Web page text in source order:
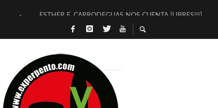
ESTHER F. CARRODEGUAS NOS CUENTA [LIBRES!!!]
[TERRA DE GUAPES] DE SANDRA MONFORT
TIMBRE 4, LA ESCUELA DEL DIRECTOR TEATRAL CLAUDIO
30 AÑOS (NO ES NADA) DE LA KATARSIS DEL TOMATAZO
MILITARES JUDÍAS EN #EXVITA